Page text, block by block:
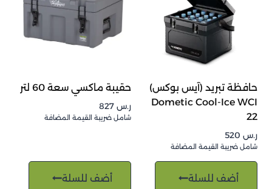
حافظة تبريد (آيس بوكس)
Dometic Cool-Ice WCI
22
ر.س
شامل ضريبة القيمة المضافة
أضف للسلة
حقيبة ماكسي سعة 60 لتر
ر.س
شامل ضريبة القيمة المضافة
أضف للسلة